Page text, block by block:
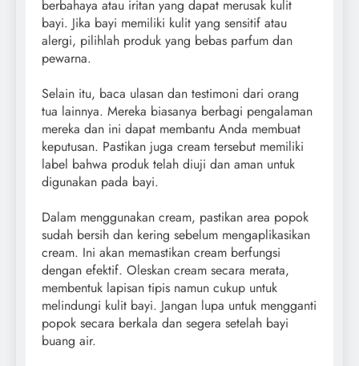
berbahaya atau iritan yang dapat merusak kulit
bayi. Jika bayi memiliki kulit yang sensitif atau
alergi, pilihlah produk yang bebas parfum dan
pewarna.
Selain itu, baca ulasan dan testimoni dari orang
tua lainnya. Mereka biasanya berbagi pengalaman
mereka dan ini dapat membantu Anda membuat
keputusan. Pastikan juga cream tersebut memiliki
label bahwa produk telah diuji dan aman untuk
digunakan pada bayi.
Dalam menggunakan cream, pastikan area popok
sudah bersih dan kering sebelum mengaplikasikan
cream. Ini akan memastikan cream berfungsi
dengan efektif. Oleskan cream secara merata,
membentuk lapisan tipis namun cukup untuk
melindungi kulit bayi. Jangan lupa untuk mengganti
popok secara berkala dan segera setelah bayi
buang air.